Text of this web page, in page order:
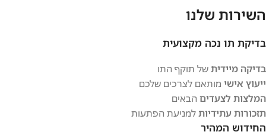
השירות שלנו
בדיקת תו נכה מקצועית
בדיקה מיידיתשל תוקף התו
ייעוץ אישי מותאם לצרכים שלכם
המלצות לצעדים הבאים
תזכורות עתידיותלמניעת הפתעות
החידוש המהיר